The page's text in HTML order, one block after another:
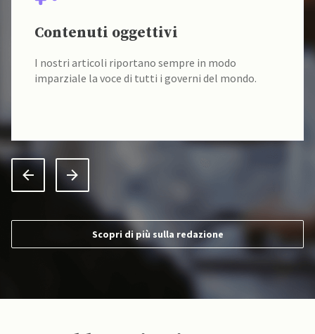
Contenuti oggettivi
I nostri articoli riportano sempre in modo
imparziale la voce di tutti i governi del mondo.
Scopri di più sulla redazione